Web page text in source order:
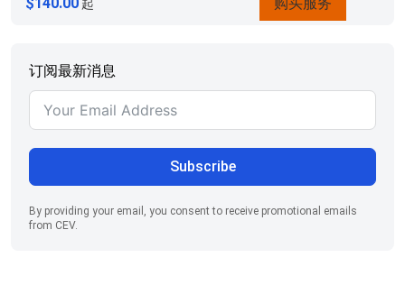
起
订阅最新消息
Subscribe
By providing your email, you consent to receive promotional emails
from CEV.